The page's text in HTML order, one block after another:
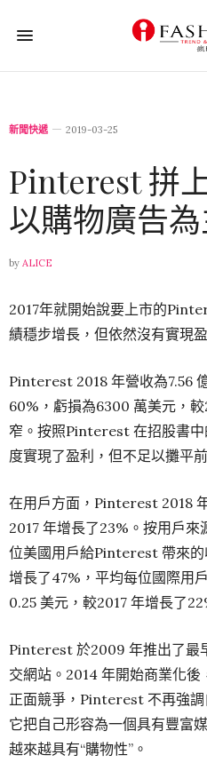
新聞快遞 2019-03-25
Pinterest 拼
以購物廣告
by ALICE
2017年就開始說要上市的
績穩步增長，但依然沒有實現
Pinterest 2018 年營收為7.56
60%，虧損為6300 萬美元，
窄。按照Pinterest 在招股書
度實現了盈利，但不足以攤平
在用戶方面，Pinterest 2018
2017 年增長了23%。按用戶
位美國用戶給Pinterest 帶來
增長了47%，平均每位國際用
0.25 美元，較2017 年增長了
Pinterest 於2009 年推出了最
交網站。2014 年開始商業化
正面競爭，Pinterest 不再強
它把自己形容為一個具有豐富
越來越具有“購物性”。